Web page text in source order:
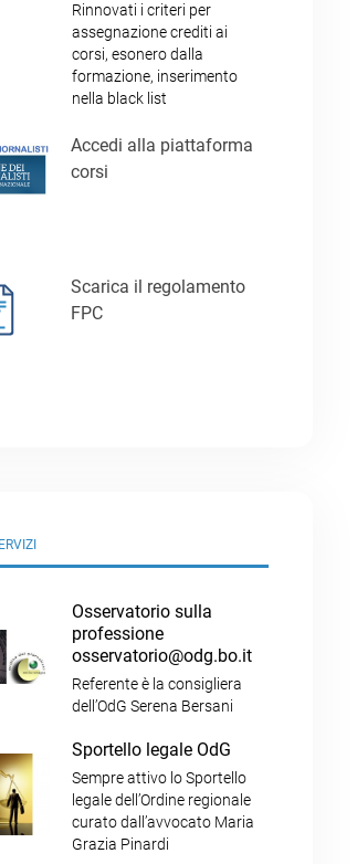
Rinnovati i criteri per
assegnazione crediti ai
corsi, esonero dalla
formazione, inserimento
nella black list
Accedi alla piattaforma
corsi
Scarica il regolamento
FPC
Osservatorio sulla
professione
osservatorio@odg.bo.it
Referente è la consigliera
dell’OdG Serena Bersani
Sportello legale OdG
Sempre attivo lo Sportello
legale dell’Ordine regionale
curato dall’avvocato Maria
Grazia Pinardi